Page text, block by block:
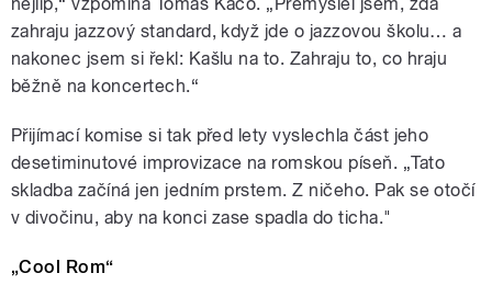
zahraju jazzový standard, když jde o jazzovou školu… a
nakonec jsem si řekl: Kašlu na to. Zahraju to, co hraju
běžně na koncertech.“
Přijímací komise si tak před lety vyslechla část jeho
desetiminutové improvizace na romskou píseň. „Tato
skladba začíná jen jedním prstem. Z ničeho. Pak se otočí
v divočinu, aby na konci zase spadla do ticha."
„Cool Rom“